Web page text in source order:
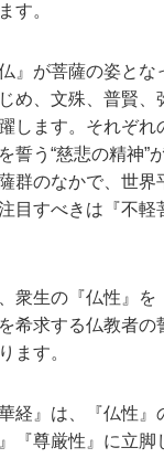
す。
』が菩薩の姿とな
め、文殊、普賢、
します。それぞれ
誓う“慈悲の精神”
群のなかで、世界
目すべきは『不軽
衆生の『仏性』を
希求する仏教者の
ます。
経』は、『仏性』
『尊厳性』に立脚